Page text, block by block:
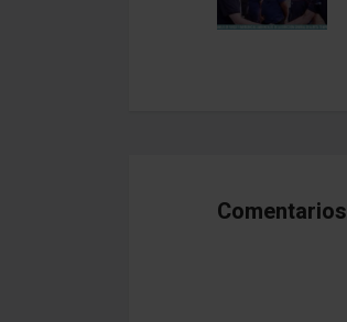
Comentarios